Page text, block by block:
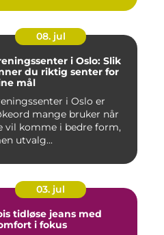
08. jul
i Oslo: Slik
du riktig senter for
mål
i Oslo er
mange bruker når
vil komme i bedre form,
utvalg...
03. jul
med
i fokus